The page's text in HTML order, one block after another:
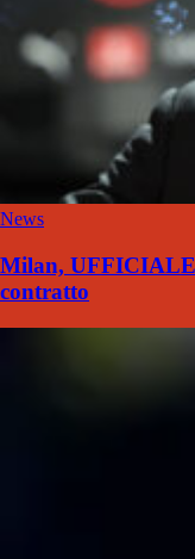
News
Milan,
contratto